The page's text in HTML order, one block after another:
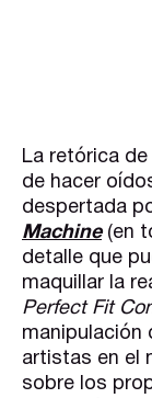
La retórica
de hacer
despertada
Machine(en
detalle que
maquillar la
Perfect Fit
manipulación
artistas en el
sobre los